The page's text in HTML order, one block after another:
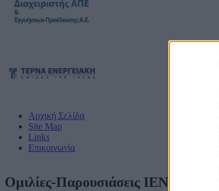
Αρχική Σελίδα
Site Map
Links
Επικοινωνία
Ομιλίες-Παρουσιάσεις ΙΕΝΕ